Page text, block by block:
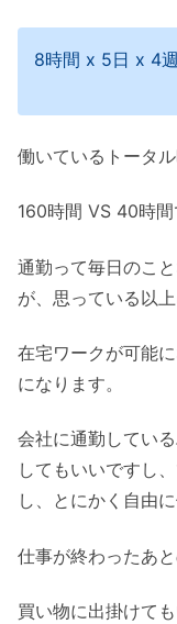
8時間 x 5日 x 4
働いているトータ
160時間 VS 40時
通勤って毎日のこ
が、思っている以
在宅ワークが可能
になります。
会社に通勤してい
してもいいですし
し、とにかく自由に
仕事が終わったあ
買い物に出掛けて